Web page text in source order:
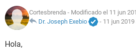
NUTRICIÓNCortesbrenda - Modificado el 11 jun
Dr. Joseph Exebio
- 11 jun
Hola,